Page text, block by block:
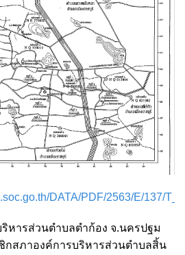
DATA/PDF/2563/E/137/
หารส่วนตำบลตำก้อง จ.นครปฐม
สภาองค์การบริหารส่วนตำบลสิ้น